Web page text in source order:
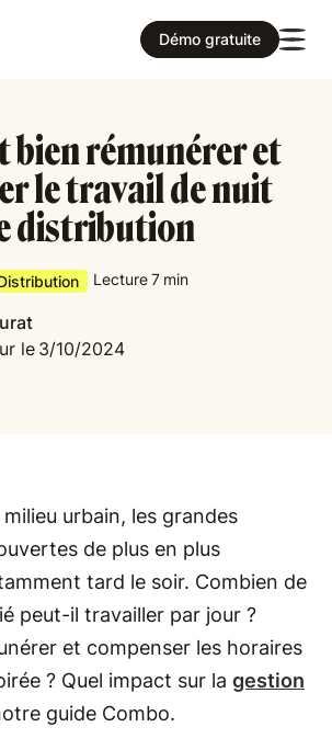
Démo gratuite
bien rémunérer et
le travail de nuit
distribution
Lecture7 min
le 3/10/2024
milieu urbain, les grandes
de plus en plus
tard le soir. Combien de
peut-il travailler par jour ?
et compenser les horaires
? Quel impact sur la gestion
guide Combo.